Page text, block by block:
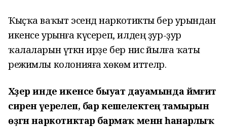
Ҡыҫҡа ваҡыт эсендә наркотикты бер урындан
икенсе урынға күсереп, илдең ҙур-ҙур
ҡалаларын үткән ирҙе бер нисә йылға ҡаты
режимлы колонияға хөкөм иттеләр.
Хәҙер инде икенсе быуат дауамында йәмғиәт
сиренә әүерелеп, бар кешелектең тамырын
өҙгән наркотиктар бармаҡ менән һанарлыҡ